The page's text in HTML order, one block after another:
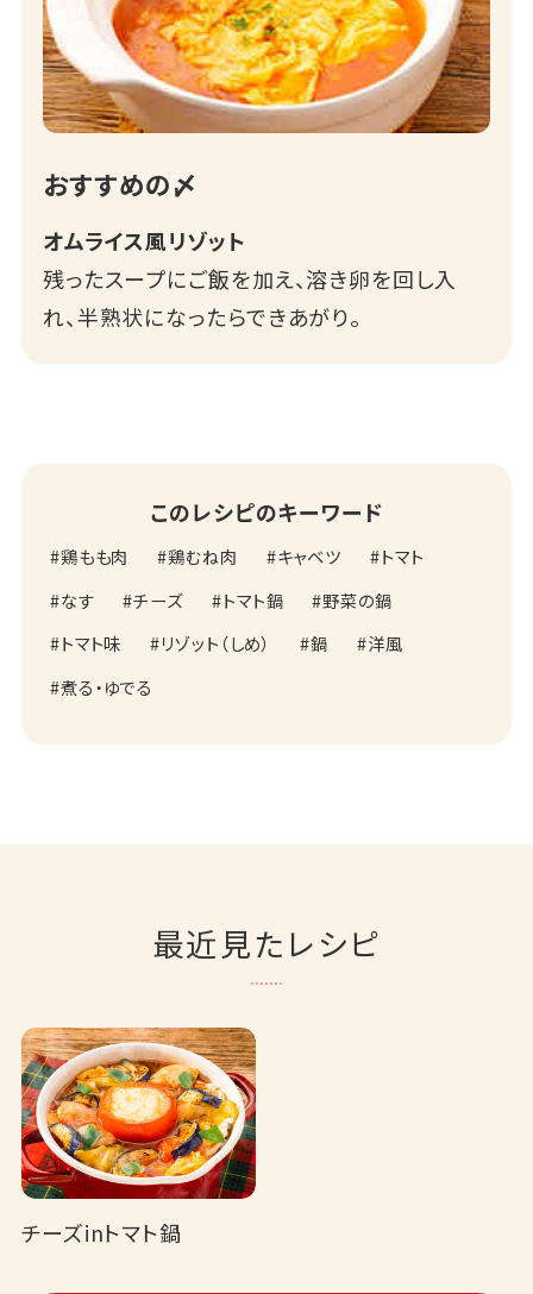
おすすめの〆
オムライス風リゾット
残ったスープにご飯を加え、溶き卵を回し入
れ、半熟状になったらできあがり。
このレシピのキーワード
鶏もも肉 鶏むね肉 キャベツ
トマト
なす
チーズ トマト鍋
野菜の鍋
トマト味
リゾット（しめ） 鍋
洋風
煮る・ゆでる
最近見たレシピ
チーズinトマト鍋